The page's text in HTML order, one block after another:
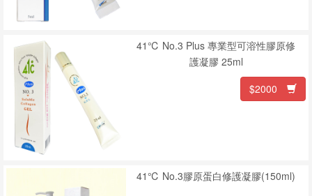
絡
我
41℃ No.3 Plus 專業型可溶性膠原修
護凝膠 25ml
$2000
41℃ No.3膠原蛋白修護凝膠(150ml)